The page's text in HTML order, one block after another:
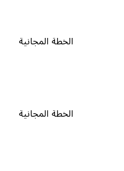
الخطة المجانية
الخطة المجانية